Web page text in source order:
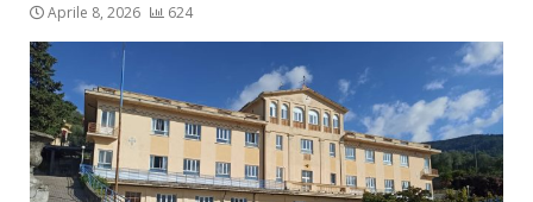
Aprile 8, 2026 624